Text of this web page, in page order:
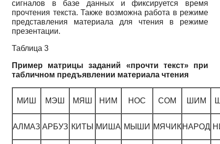
сигналов в базе данных и фиксируется время
прочтения текста. Также возможна работа в режиме
представления материала для чтения в режиме
презентации.
Таблица 3
Пример матрицы заданий «прочти текст» при
табличном предъявлении материала чтения
МИШ МЭШ МЯШ НИМ НОС СОМ ШИМ
АЛМАЗ АРБУЗ КИТЫ МИША МЫШИ МЯЧИК НАРОД